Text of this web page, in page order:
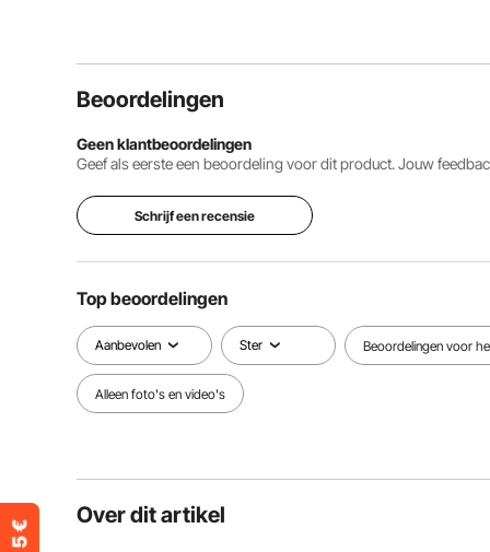
Beoordelingen
Geen klantbeoordelingen
Geef als eerste een beoordeling voor dit product. Jouw
Schrijf een recensie
Top beoordelingen
Aanbevolen Ster Beoordelingen voor
Alleen foto's en video's
Over dit artikel